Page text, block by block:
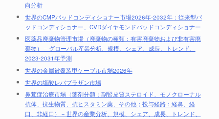
向分析
世界のCMPパッドコンディショナー市場2026年-2032年：従来型パ
ッドコンディショナー、CVDダイヤモンドパッドコンディショナー
医薬品廃棄物管理市場（廃棄物の種類：有害廃棄物および非有害廃
棄物） – グローバル産業分析、規模、シェア、成長、トレンド、
2023-2031年予測
世界の金属被覆装甲ケーブル市場2026年
世界の塩酸レバプラザン市場
鼻茸症治療市場（薬剤分類：副腎皮質ステロイド、モノクローナル
抗体、抗生物質、抗ヒスタミン薬、その他；投与経路：経鼻、経
口、非経口）－世界の産業分析、規模、シェア、成長、トレンド、